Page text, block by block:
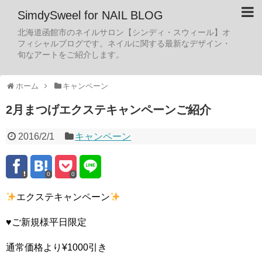
SimdySweel for NAIL BLOG
北海道函館市のネイルサロン【シンディ・スウィール】オ
フィシャルブログです。ネイルに関する最新なデザイン・
旬なアートをご紹介します。
ホーム キャンペーン
2月まつげエクステキャンペーンご紹介
2016/2/1 キャンペーン
0 0
エクステキャンペーン
♥︎ご新規様平日限定
通常価格より¥1000引き